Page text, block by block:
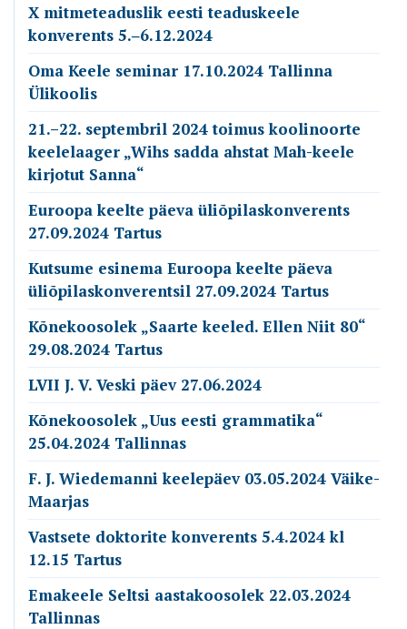
X mitmeteaduslik eesti teaduskeele
konverents 5.‒6.12.2024
Oma Keele seminar 17.10.2024 Tallinna
Ülikoolis
21.–22. septembril 2024 toimus koolinoorte
keelelaager „Wihs sadda ahstat Mah-keele
kirjotut Sanna“
Euroopa keelte päeva üliõpilaskonverents
27.09.2024 Tartus
Kutsume esinema Euroopa keelte päeva
üliõpilaskonverentsil 27.09.2024 Tartus
Kõnekoosolek „Saarte keeled. Ellen Niit 80“
29.08.2024 Tartus
LVII J. V. Veski päev 27.06.2024
Kõnekoosolek „Uus eesti grammatika“
25.04.2024 Tallinnas
F. J. Wiedemanni keelepäev 03.05.2024 Väike-
Maarjas
Vastsete doktorite konverents 5.4.2024 kl
12.15 Tartus
Emakeele Seltsi aastakoosolek 22.03.2024
Tallinnas